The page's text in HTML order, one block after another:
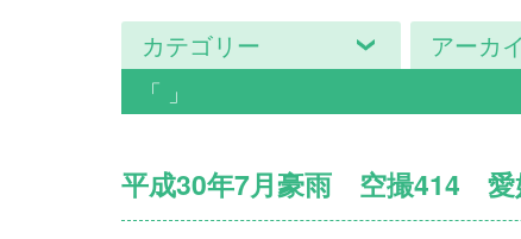
カテゴリー アーカ
「 」
平成30年7月豪雨 空撮414 愛